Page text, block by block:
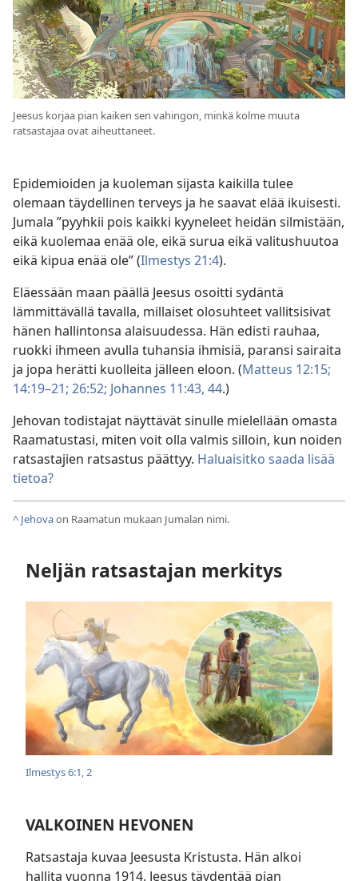
Jeesus korjaa pian kaiken sen vahingon, minkä kolme muuta
ratsastajaa ovat aiheuttaneet.
Epidemioiden ja kuoleman sijasta kaikilla tulee
olemaan täydellinen terveys ja he saavat elää ikuisesti.
Jumala ”pyyhkii pois kaikki kyyneleet heidän silmistään,
eikä kuolemaa enää ole, eikä surua eikä valitushuutoa
eikä kipua enää ole” (Ilmestys 21:4).
Eläessään maan päällä Jeesus osoitti sydäntä
lämmittävällä tavalla, millaiset olosuhteet vallitsisivat
hänen hallintonsa alaisuudessa. Hän edisti rauhaa,
ruokki ihmeen avulla tuhansia ihmisiä, paransi sairaita
ja jopa herätti kuolleita jälleen eloon. (Matteus 12:15;
14:19–21; 26:52; Johannes 11:43, 44.)
Jehovan todistajat näyttävät sinulle mielellään omasta
Raamatustasi, miten voit olla valmis silloin, kun noiden
ratsastajien ratsastus päättyy. Haluaisitko saada lisää
tietoa?
^ Jehovaon Raamatun mukaan Jumalan nimi.
Neljän ratsastajan merkitys
Ilmestys 6:1, 2
VALKOINEN HEVONEN
Ratsastaja kuvaa Jeesusta Kristusta. Hän alkoi
hallita vuonna 1914. Jeesus täydentää pian